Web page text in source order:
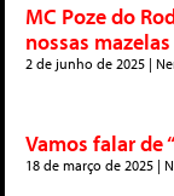
MC Poze do
nossas mazelas
2 de junho de 2025
Vamos falar de
18 de março de 2025